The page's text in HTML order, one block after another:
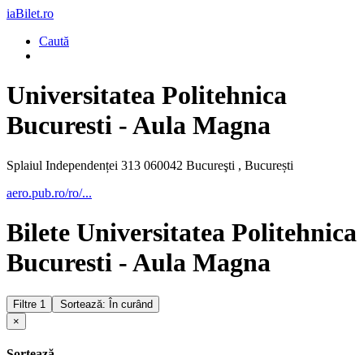
iaBilet.ro
Caută
Universitatea Politehnica
Bucuresti - Aula Magna
Splaiul Independenței 313 060042 Bucureşti , București
aero.pub.ro/ro/...
Bilete Universitatea Politehnica
Bucuresti - Aula Magna
Filtre 1
Sortează: În curând
×